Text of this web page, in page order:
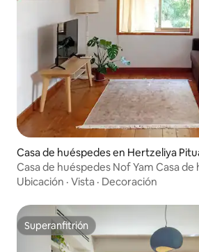
Casa de huéspedes en Hertzeliya
Casa de
Ubicación · Vista · Decoración
Superanfitrión
Superanfitrión